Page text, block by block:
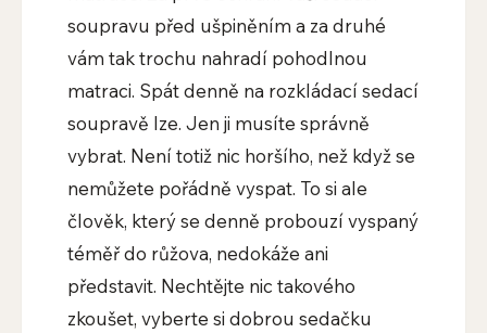
soupravu před ušpiněním a za druhé
vám tak trochu nahradí pohodlnou
matraci. Spát denně na rozkládací sedací
soupravě lze. Jen ji musíte správně
vybrat. Není totiž nic horšího, než když se
nemůžete pořádně vyspat. To si ale
člověk, který se denně probouzí vyspaný
téměř do růžova, nedokáže ani
představit. Nechtějte nic takového
zkoušet, vyberte si dobrou sedačku